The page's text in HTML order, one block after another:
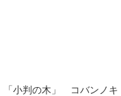
「小判の木」 コバンノ